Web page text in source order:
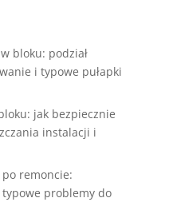
bloku: podział
i typowe pułapki
jak bezpiecznie
instalacji i
po remoncie:
problemy do